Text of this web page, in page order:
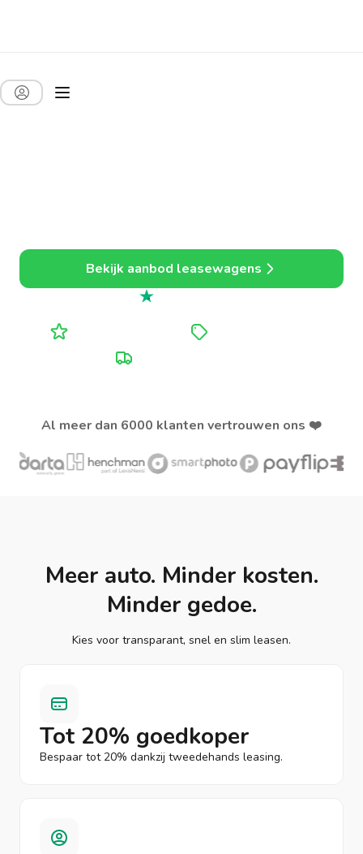
Bekijk aanbod leasewagens
4.7 uit 5
Al meer dan 6000 klanten vertrouwen ons ❤️
Meer auto. Minder kosten.
Minder gedoe.
Kies voor transparant, snel en slim leasen.
Tot 20% goedkoper
Bespaar tot 20% dankzij tweedehands leasing.